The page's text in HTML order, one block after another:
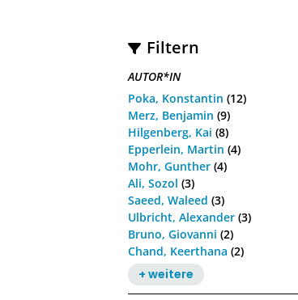
Filtern
AUTOR*IN
Poka, Konstantin (12)
Merz, Benjamin (9)
Hilgenberg, Kai (8)
Epperlein, Martin (4)
Mohr, Gunther (4)
Ali, Sozol (3)
Saeed, Waleed (3)
Ulbricht, Alexander (3)
Bruno, Giovanni (2)
Chand, Keerthana (2)
+ weitere